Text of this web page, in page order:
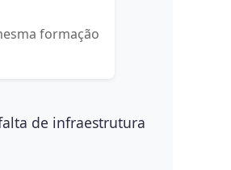
formação
de infraestrutura